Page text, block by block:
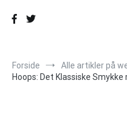
Forside
Alle artikler på
Hoops: Det Klassiske